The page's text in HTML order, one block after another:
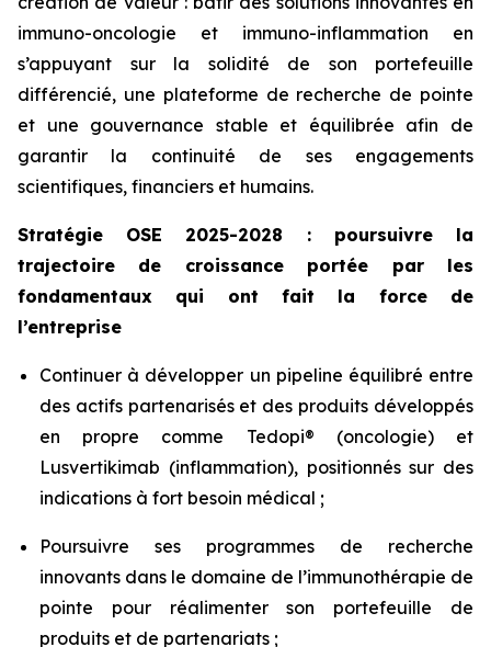
immuno-oncologie et immuno-inflammation en
s’appuyant sur la solidité de son portefeuille
différencié, une plateforme de recherche de pointe
et une gouvernance stable et équilibrée afin de
garantir la continuité de ses engagements
scientifiques, financiers et humains.
Stratégie OSE 2025-2028 : poursuivre la
trajectoire de croissance portée par les
fondamentaux qui ont fait la force de
l’entreprise
Continuer à développer un pipeline équilibré entre
des actifs partenarisés et des produits développés
en propre comme Tedopi® (oncologie) et
Lusvertikimab (inflammation), positionnés sur des
indications à fort besoin médical ;
Poursuivre ses programmes de recherche
innovants dans le domaine de l’immunothérapie de
pointe pour réalimenter son portefeuille de
produits et de partenariats ;